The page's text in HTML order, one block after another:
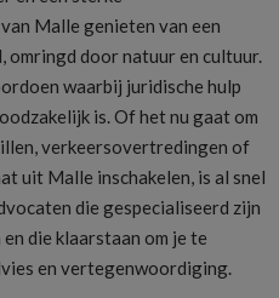
Malle genieten van een
door natuur en cultuur.
waarbij juridische hulp
is. Of het nu gaat om
verkeersovertredingen of
uit Malle inschakelen, is al snel
die gespecialiseerd zijn
die klaarstaan om je te
en vertegenwoordiging.